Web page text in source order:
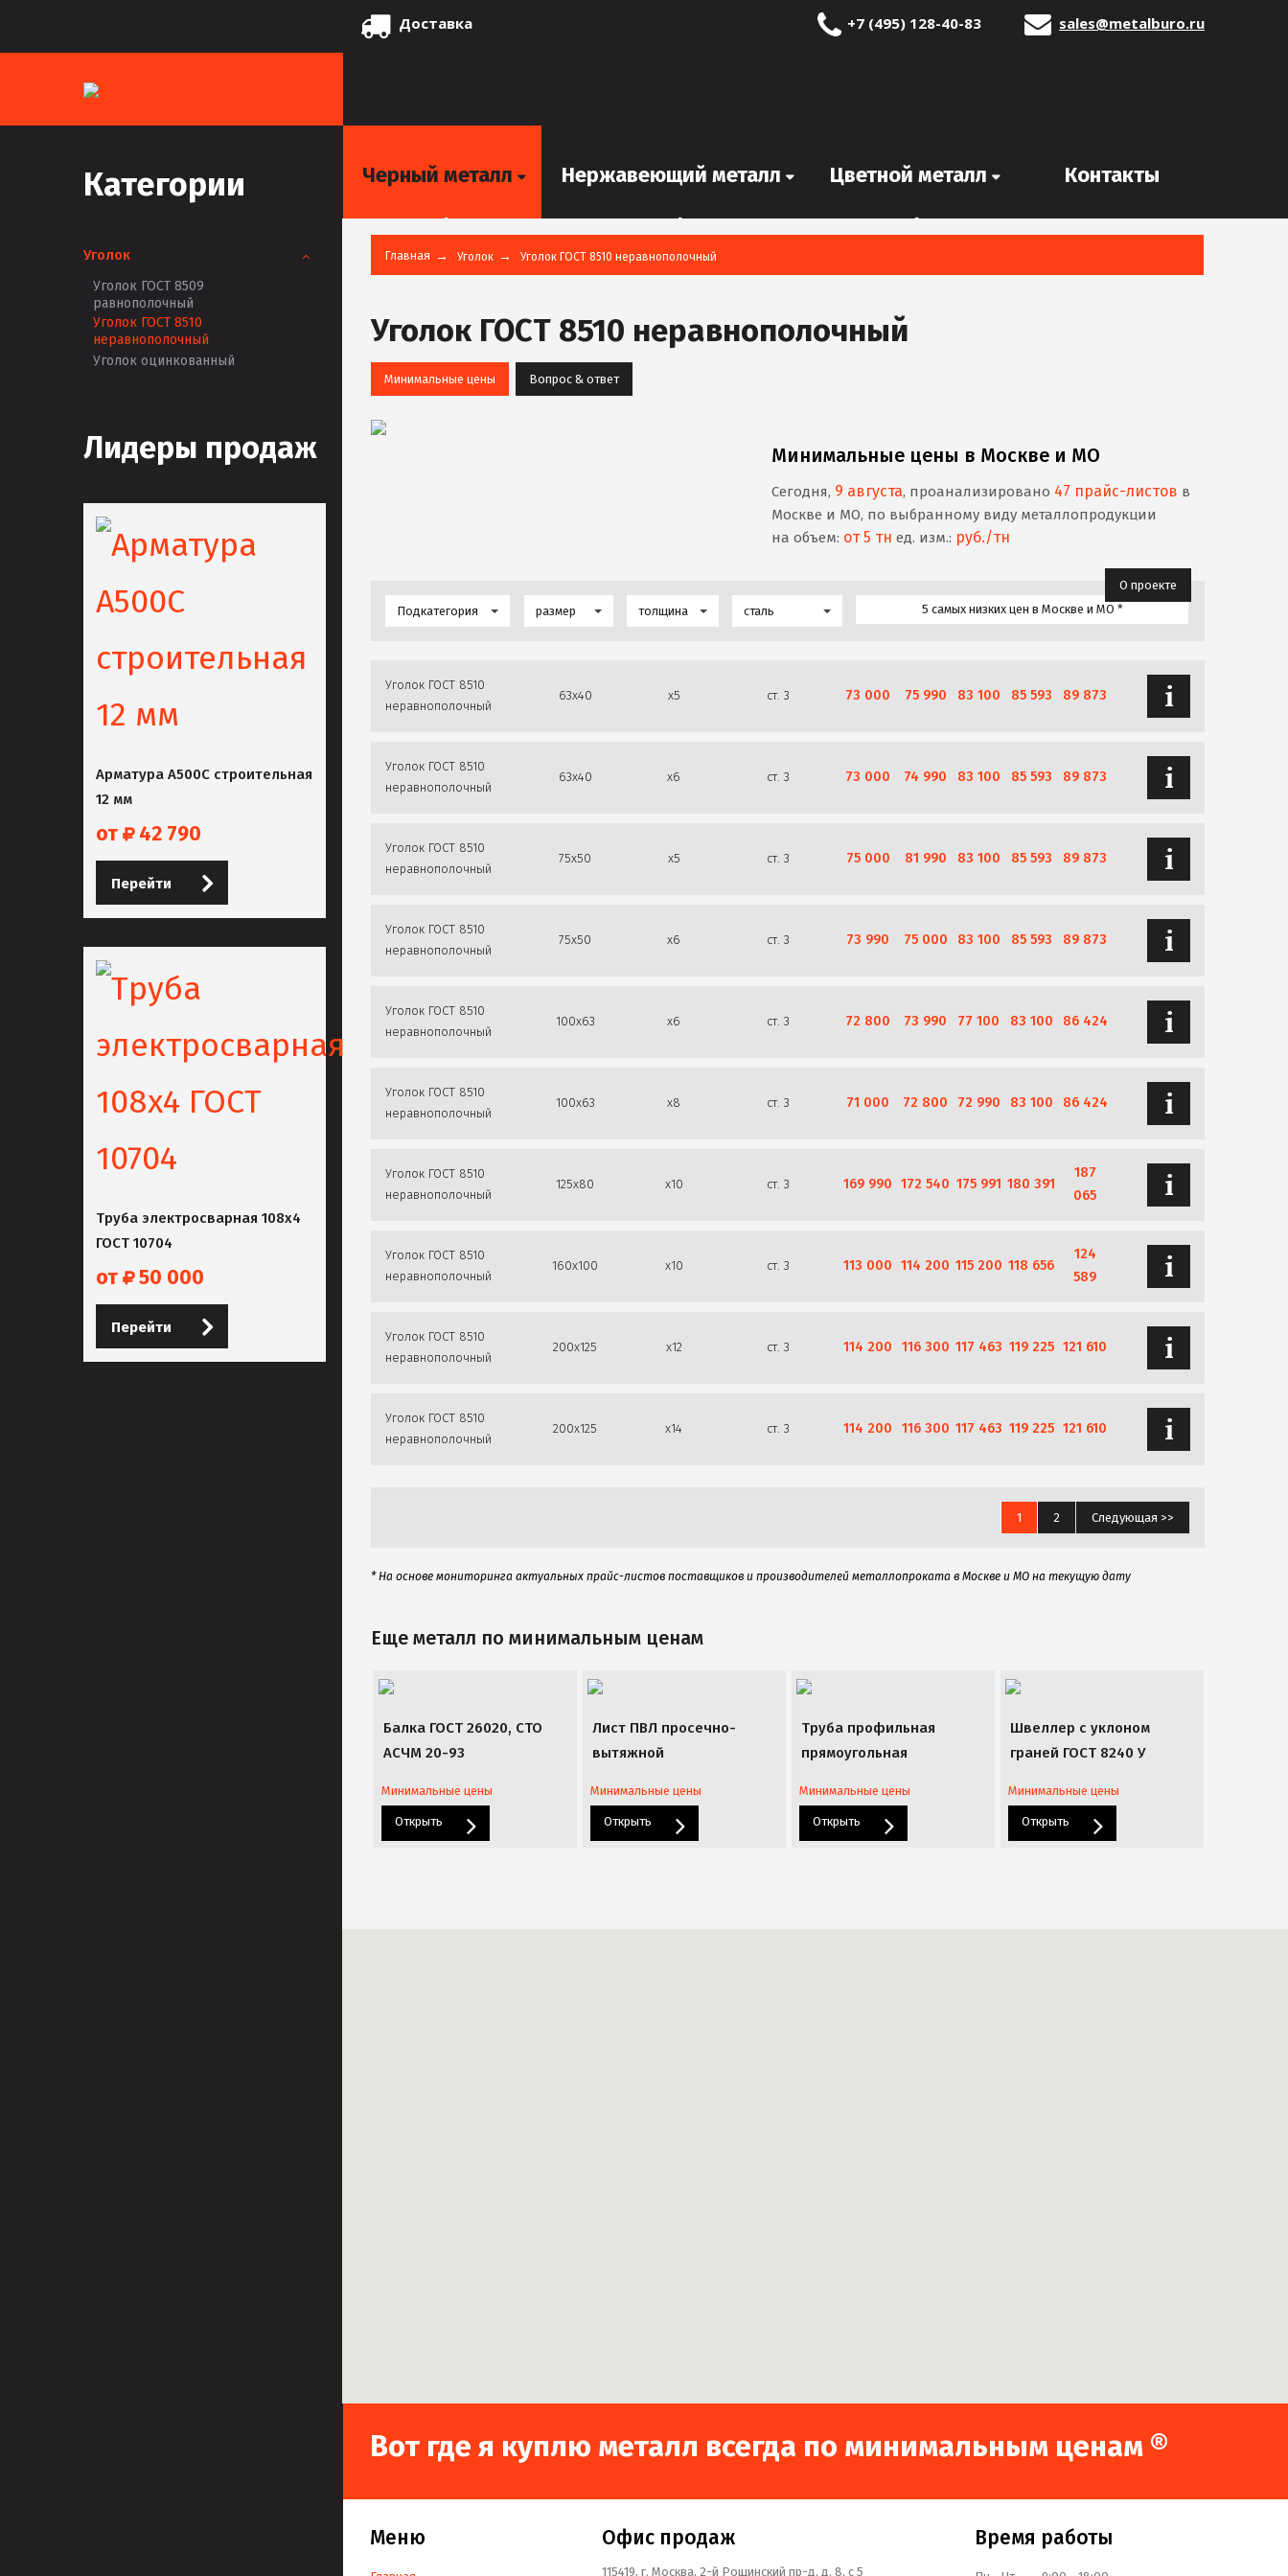
Доставка +7 (495) 128-40-83 sales@metalburo.ru
Черный металл Нержавеющий металл Цветной металл Контакты
Главная Уголок Уголок ГОСТ 8510 неравнополочный
Уголок ГОСТ 8510 неравнополочный
Минимальные цены Вопрос & ответ
Минимальные цены в Москве и МО
Сегодня, 9 августа, проанализировано 47 прайс-листов в
Москве и МО, по выбранному виду металлопродукции
на объем: от 5 тн ед. изм.: руб./тн
О проекте
Подкатегория
размер толщина сталь 5 самых низких цен в Москве и МО *
Уголок ГОСТ 8510
неравнополочный
63х40 х5 ст. 3 73 000 75 990 83 100 85 593 89 873
Уголок ГОСТ 8510
неравнополочный
63х40 х6 ст. 3 73 000 74 990 83 100 85 593 89 873
Уголок ГОСТ 8510
неравнополочный
75х50 х5 ст. 3 75 000 81 990 83 100 85 593 89 873
Уголок ГОСТ 8510
неравнополочный
75х50 х6 ст. 3 73 990 75 000 83 100 85 593 89 873
Уголок ГОСТ 8510
неравнополочный
100х63 х6 ст. 3 72 800 73 990 77 100 83 100 86 424
Уголок ГОСТ 8510
неравнополочный
100х63 х8 ст. 3 71 000 72 800 72 990 83 100 86 424
Уголок ГОСТ 8510
неравнополочный
125х80 х10 ст. 3 169 990 172 540 175 991 180 391
187
065
Уголок ГОСТ 8510
неравнополочный
160х100 х10 ст. 3 113 000 114 200 115 200 118 656
124
589
Уголок ГОСТ 8510
неравнополочный
200х125 х12 ст. 3 114 200 116 300 117 463 119 225 121 610
Уголок ГОСТ 8510
неравнополочный
200х125 х14 ст. 3 114 200 116 300 117 463 119 225 121 610
1 2 Следующая >>
* На основе мониторинга актуальных прайс-листов поставщиков и производителей металлопроката в Москве и МО на текущую дату
Еще металл по минимальным ценам
Балка ГОСТ 26020, СТО
АСЧМ 20-93
Минимальные цены
Открыть
Лист ПВЛ просечно-
вытяжной
Минимальные цены
Открыть
Труба профильная
прямоугольная
Минимальные цены
Открыть
Швеллер с уклоном
граней ГОСТ 8240 У
Минимальные цены
Открыть
Категории
Уголок
Уголок ГОСТ 8509
равнополочный
Уголок ГОСТ 8510
неравнополочный
Уголок оцинкованный
Лидеры продаж
Арматура А500С строительная
12 мм
от 42 790
Перейти
Труба электросварная 108х4
ГОСТ 10704
от 50 000
Перейти
Вот где я куплю металл всегда по минимальным ценам ®
Меню Офис продаж
115419, г. Москва, 2-й Рощинский пр-д, д. 8, c 5
Время работы